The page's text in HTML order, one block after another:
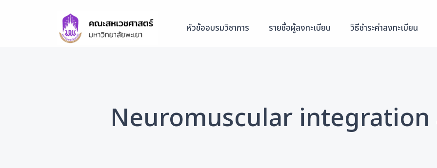
หัวข้ออบรมวิชาการ รายชื่อผู้ลงทะเบียน วิธีชำระค่าลงทะเบียน
Neuromuscular integration